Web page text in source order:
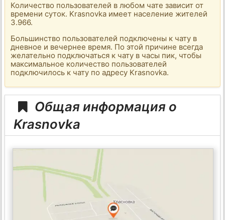
Количество пользователей в любом чате зависит от
времени суток. Krasnovka имеет население жителей
3.966.
Большинство пользователей подключены к чату в
дневное и вечернее время. По этой причине всегда
желательно подключаться к чату в часы пик, чтобы
максимальное количество пользователей
подключилось к чату по адресу Krasnovka.
Общая информация о
Krasnovka